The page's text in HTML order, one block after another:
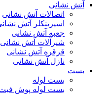
آتش نشانی
اتصالات آتش نشانی
اسپرینکلر آتش
جعبه آتش نشانی
شیرآلات آتش نشانی
قرقره آتش نشانی
نازل آتش نشانی
بست
بست لوله
بست لوله پوش